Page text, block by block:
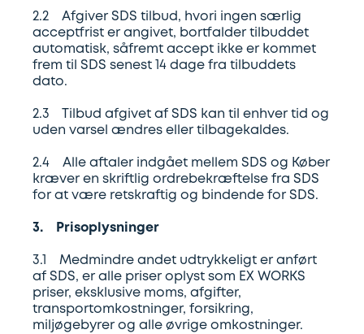
2.2 Afgiver SDS tilbud, hvori ingen særlig
acceptfrist er angivet, bortfalder tilbuddet
automatisk, såfremt accept ikke er kommet
frem til SDS senest 14 dage fra tilbuddets
dato.
2.3 Tilbud afgivet af SDS kan til enhver tid og
uden varsel ændres eller tilbagekaldes.
2.4 Alle aftaler indgået mellem SDS og Køber
kræver en skriftlig ordrebekræftelse fra SDS
for at være retskraftig og bindende for SDS.
3. Prisoplysninger
3.1 Medmindre andet udtrykkeligt er anført
af SDS, er alle priser oplyst som EX WORKS
priser, eksklusive moms, afgifter,
transportomkostninger, forsikring,
miljøgebyrer og alle øvrige omkostninger.